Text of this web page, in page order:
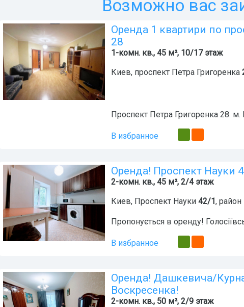
Возможно вас
Оренда 1 квартири по
28
1-комн. кв., 45 м², 10/17 этаж
Киев, проспект Петра Григоренка
Проспект Петра Григоренка 28.
В избранное
Оренда! Проспект Науки
2-комн. кв., 45 м², 2/4 этаж
Киев, Проспект Науки 42/1 , район
Пропонується в оренду!
В избранное
Оренда! Дашкевича/
Воскресенка!
2-комн. кв., 50 м², 2/9 этаж